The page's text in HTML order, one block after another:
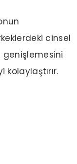
cinsel
genişlemesini